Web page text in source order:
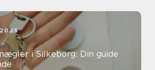
i Silkeborg: Din guide